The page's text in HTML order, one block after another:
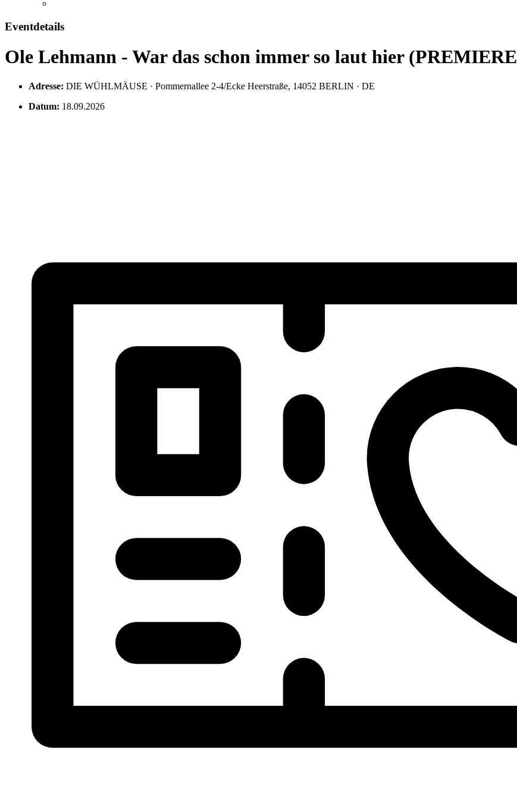
Eventdetails
Ole Lehmann - War das schon immer so laut hier (PREMIERE
Adresse: DIE WÜHLMÄUSE · Pommernallee 2-4/Ecke Heerstraße, 14052 BERLIN · DE
Datum: 18.09.2026